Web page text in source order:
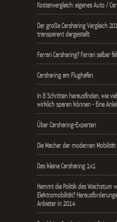
Kostenvergleich: eigenes Auto /
Der große Carsharing Vergleich
transparent dargestellt
Ferrari Carsharing? Ferrari selber
Carsharing am Flughafen
In 8 Schritten herausfinden, wie
wirklich sparen können - Eine
Über Carsharing-Experten
Die Macher der modernen
Das kleine Carsharing 1x1
Hemmt die Politik das Wachstum
Elektromobilität?
Anbieter in 2014